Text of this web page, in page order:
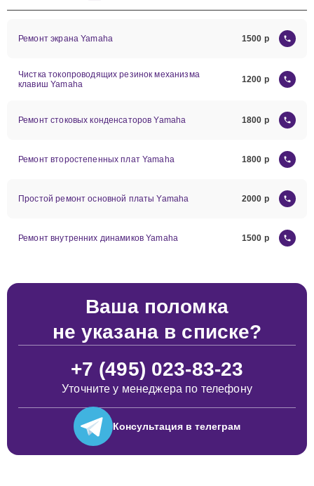
Ремонт экрана Yamaha 1500
Чистка токопроводящих резинок механизма
клавиш Yamaha
1200
Ремонт стоковых конденсаторов Yamaha 1800
Ремонт второстепенных плат Yamaha 1800
Простой ремонт основной платы Yamaha 2000
Ремонт внутренних динамиков Yamaha 1500
Ваша поломка
не указана в списке?
+7 (495) 023-83-23
Уточните у менеджера по телефону
Консультация в телеграм